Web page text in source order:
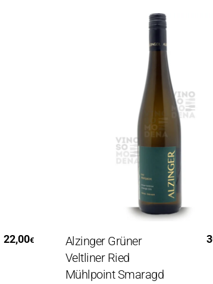
€
Alzinger Grüner
Veltliner Ried
Mühlpoint Smaragd